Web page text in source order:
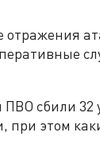
отражения
сбили 32
этом